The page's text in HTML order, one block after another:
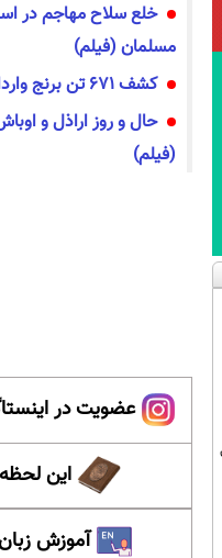
خلع سلاح مهاجم در
مسلمان (فیلم)
کشف ۶۷۱ تن برنج وارداتی در تهران (فیلم)
حال و روز اراذل و
(فیلم)
عضویت در
این
آموزش